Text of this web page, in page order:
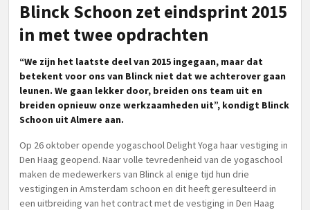
Blinck Schoon zet eindsprint 2015
in met twee opdrachten
“We zijn het laatste deel van 2015 ingegaan, maar dat
betekent voor ons van Blinck niet dat we achterover gaan
leunen. We gaan lekker door, breiden ons team uit en
breiden opnieuw onze werkzaamheden uit”, kondigt Blinck
Schoon uit Almere aan.
Op 26 oktober opende yogaschool Delight Yoga haar vestiging in
Den Haag geopend. Naar volle tevredenheid van de yogaschool
maken de medewerkers van Blinck al enige tijd hun drie
vestigingen in Amsterdam schoon en dit heeft geresulteerd in
een uitbreiding van het contract met de vestiging in Den Haag